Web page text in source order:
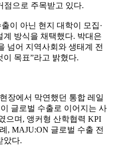
점으로 주목받고 있다.
이 아닌 현지 대학이 모집·
방식을 채택했다. 박대은
넘어 지역사회와 생태계 전
목표”라고 밝혔다.
장에서 막연했던 통합 레일
글로벌 수출로 이어지는 사
으며, 앵커형 산학협력 KPI
, MAJU:ON 글로벌 수출 전
았다.